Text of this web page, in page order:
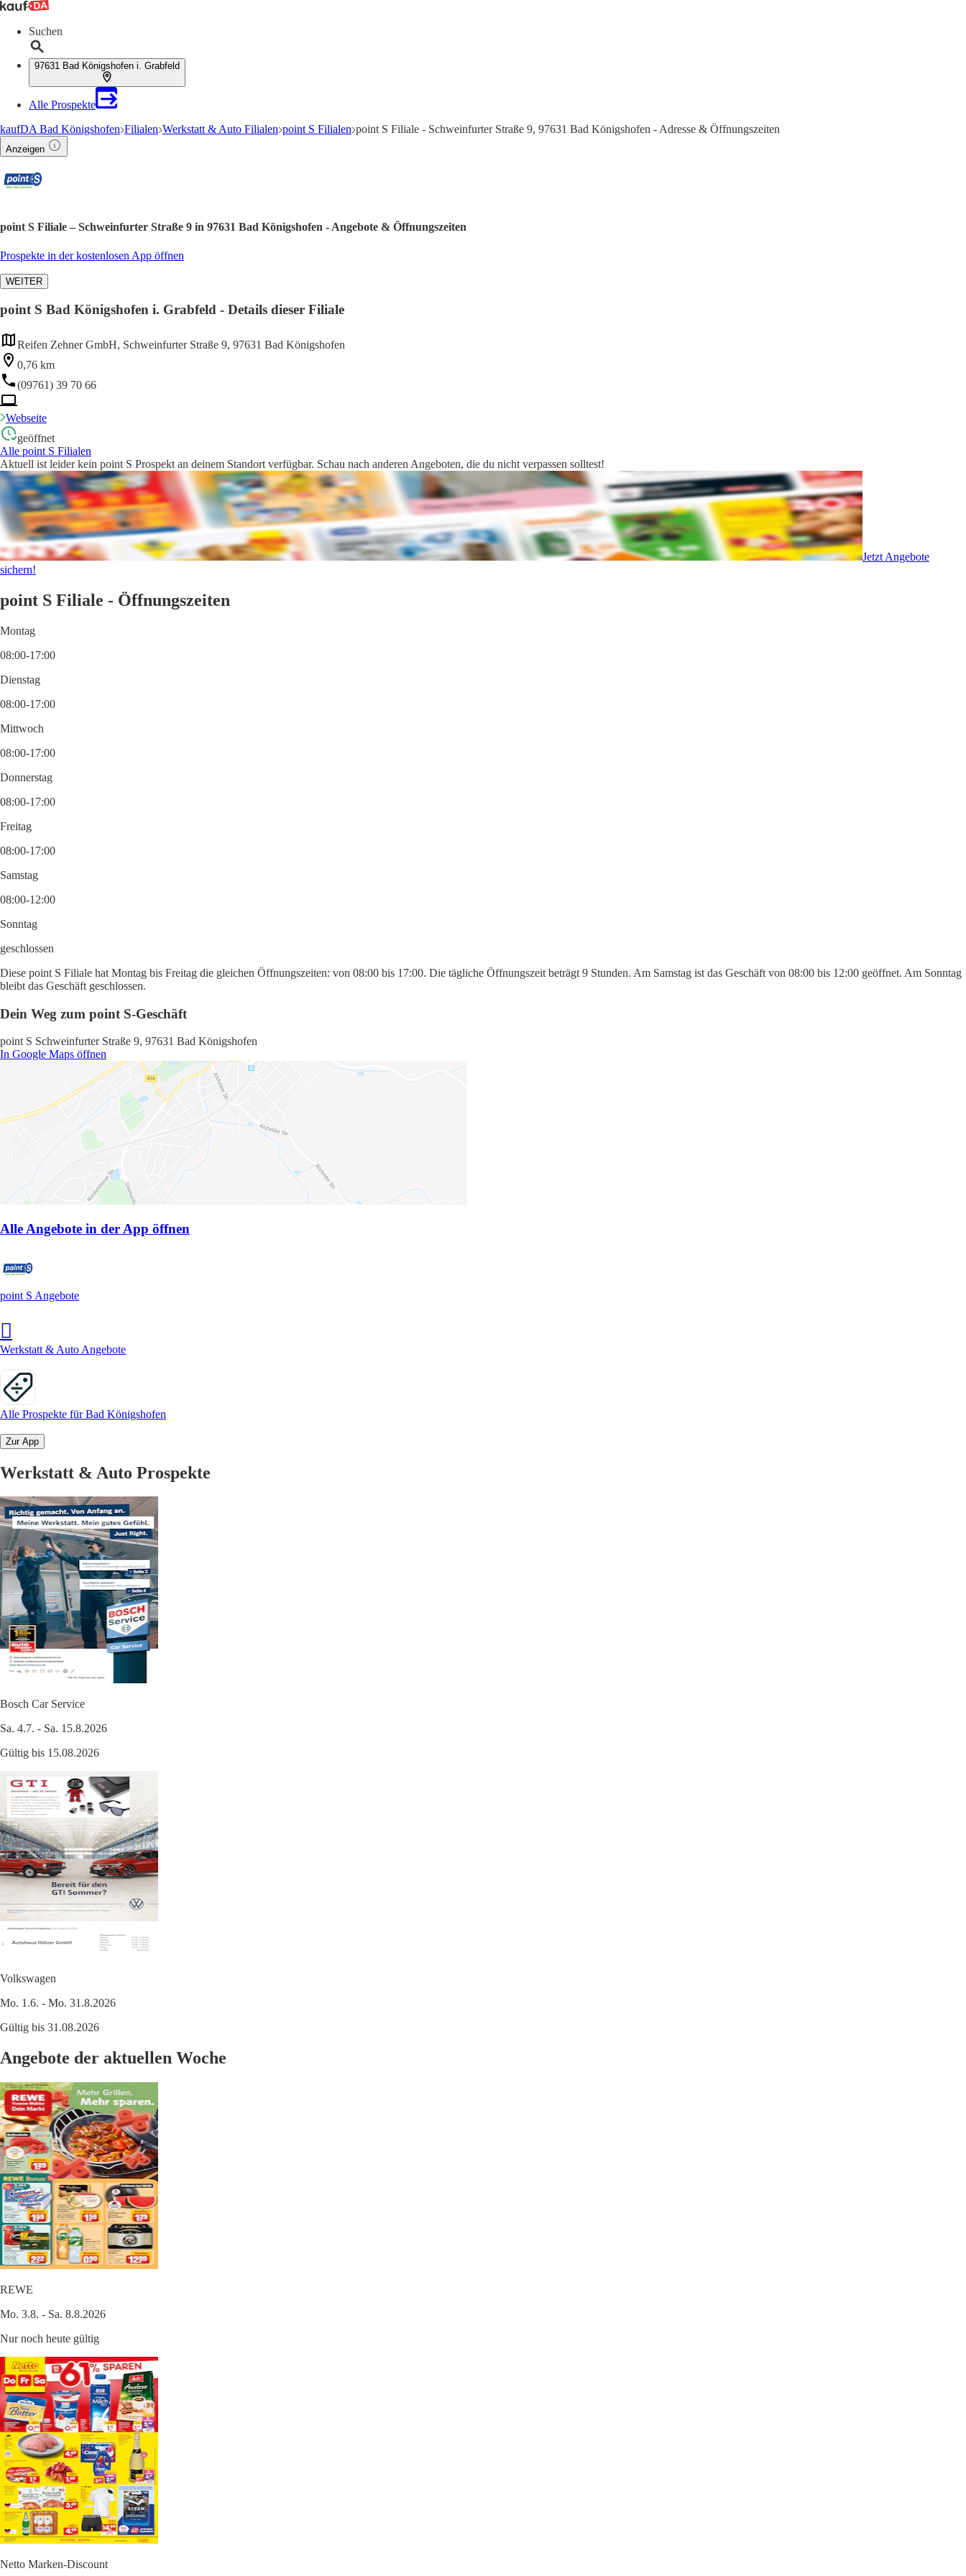
Suchen
97631 Bad Königshofen i. Grabfeld
Alle Prospekte
kaufDA Bad Königshofen Filialen Werkstatt & Auto Filialen point S Filialen point S Filiale - Schweinfurter Straße 9, 97631 Bad Königshofen - Adresse & Öffnungszeiten
Anzeigen
point S Filiale – Schweinfurter Straße 9 in 97631 Bad Königshofen - Angebote & Öffnungszeiten
Prospekte in der kostenlosen App öffnen
WEITER
point S Bad Königshofen i. Grabfeld - Details dieser Filiale
Reifen Zehner GmbH, Schweinfurter Straße 9, 97631 Bad Königshofen
0,76 km
(09761) 39 70 66
Webseite
geöffnet
Alle point S Filialen
Aktuell ist leider kein point S Prospekt an deinem Standort verfügbar. Schau nach anderen Angeboten, die du nicht verpassen solltest!
Jetzt Angebote
sichern!
point S Filiale - Öffnungszeiten
Montag
08:00-17:00
Dienstag
08:00-17:00
Mittwoch
08:00-17:00
Donnerstag
08:00-17:00
Freitag
08:00-17:00
Samstag
08:00-12:00
Sonntag
geschlossen
Diese point S Filiale hat Montag bis Freitag die gleichen Öffnungszeiten: von 08:00 bis 17:00. Die tägliche Öffnungszeit beträgt 9 Stunden. Am Samstag ist das Geschäft von 08:00 bis 12:00 geöffnet. Am Sonntag
bleibt das Geschäft geschlossen.
Dein Weg zum point S-Geschäft
point S Schweinfurter Straße 9, 97631 Bad Königshofen
In Google Maps öffnen
Alle Angebote in der App öffnen
point S Angebote
Werkstatt & Auto Angebote
Alle Prospekte für Bad Königshofen
Zur App
Werkstatt & Auto Prospekte
Bosch Car Service
Sa. 4.7. - Sa. 15.8.2026
Gültig bis 15.08.2026
Volkswagen
Mo. 1.6. - Mo. 31.8.2026
Gültig bis 31.08.2026
Angebote der aktuellen Woche
REWE
Mo. 3.8. - Sa. 8.8.2026
Nur noch heute gültig
Netto Marken-Discount